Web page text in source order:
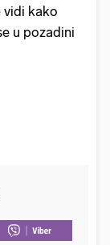
vidi kako
u pozadini